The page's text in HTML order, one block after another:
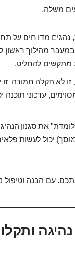
משלה.
נהגים מדווחים על
מהילוך ראשון
מתקשים להחליט.
לא תקלה חמורה. זו
עדכוני
את סגנון
יכול לעשות
עם הבנה וטיפול